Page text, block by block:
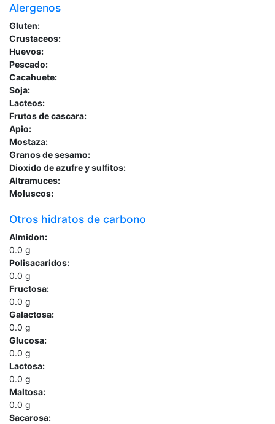
Alergenos
Gluten:
Crustaceos:
Huevos:
Pescado:
Cacahuete:
Soja:
Lacteos:
Frutos de cascara:
Apio:
Mostaza:
Granos de sesamo:
Dioxido de azufre y sulfitos:
Altramuces:
Moluscos:
Otros hidratos de carbono
Almidon:
0.0 g
Polisacaridos:
0.0 g
Fructosa:
0.0 g
Galactosa:
0.0 g
Glucosa:
0.0 g
Lactosa:
0.0 g
Maltosa:
0.0 g
Sacarosa: